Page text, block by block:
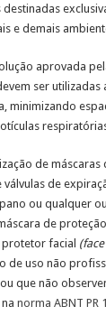
e demais
aprovada
ser
minimizando
de
de
ou qualquer
de
facial
de uso não
que não
nanorma ABNT PR